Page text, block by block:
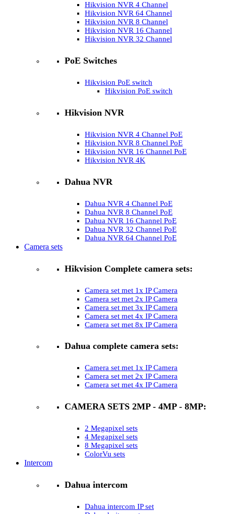
Hikvision NVR 4 Channel
Hikvision NVR 64 Channel
Hikvision NVR 8 Channel
Hikvision NVR 16 Channel
Hikvision NVR 32 Channel
PoE Switches
Hikvision PoE switch
Hikvision PoE switch
Hikvision NVR
Hikvision NVR 4 Channel PoE
Hikvision NVR 8 Channel PoE
Hikvision NVR 16 Channel PoE
Hikvision NVR 4K
Dahua NVR
Dahua NVR 4 Channel PoE
Dahua NVR 8 Channel PoE
Dahua NVR 16 Channel PoE
Dahua NVR 32 Channel PoE
Dahua NVR 64 Channel PoE
Camera sets
Hikvision Complete camera sets:
Camera set met 1x IP Camera
Camera set met 2x IP Camera
Camera set met 3x IP Camera
Camera set met 4x IP Camera
Camera set met 8x IP Camera
Dahua complete camera sets:
Camera set met 1x IP Camera
Camera set met 2x IP Camera
Camera set met 4x IP Camera
CAMERA SETS 2MP - 4MP - 8MP:
2 Megapixel sets
4 Megapixel sets
8 Megapixel sets
ColorVu sets
Intercom
Dahua intercom
Dahua intercom IP set